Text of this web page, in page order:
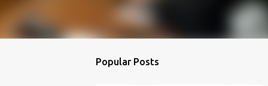
Popular Posts